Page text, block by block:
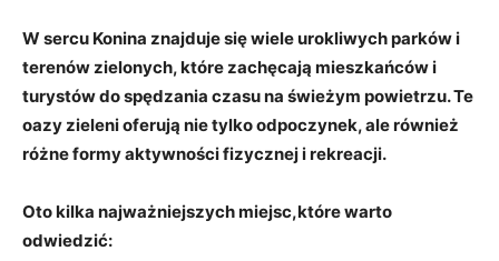
W⁣ sercu Konina znajduje ​się wiele urokliwych⁤ parków i
terenów zielonych, ⁤które zachęcają⁢ mieszkańców i
turystów do spędzania czasu na świeżym powietrzu. Te
oazy zieleni oferują nie tylko⁣ odpoczynek, ale również
⁤różne formy​ aktywności ⁢fizycznej‍ i rekreacji.
Oto kilka najważniejszych‍ miejsc,które⁢ warto
odwiedzić: